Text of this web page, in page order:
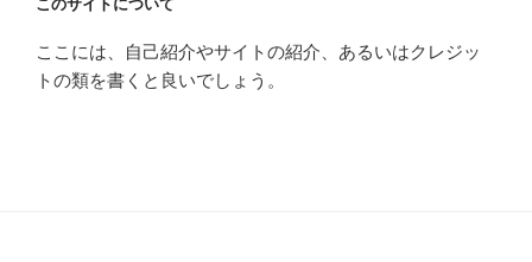
このサイトについて
ここには、自己紹介やサイトの紹介、あるいはクレジッ
トの類を書くと良いでしょう。